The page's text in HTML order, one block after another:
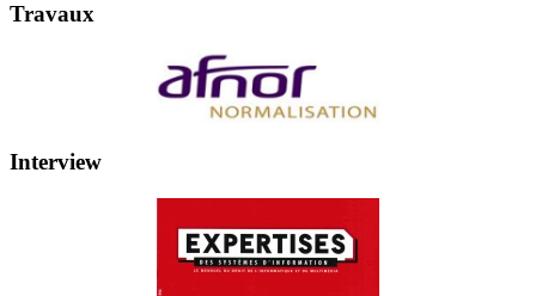
Travaux
Interview